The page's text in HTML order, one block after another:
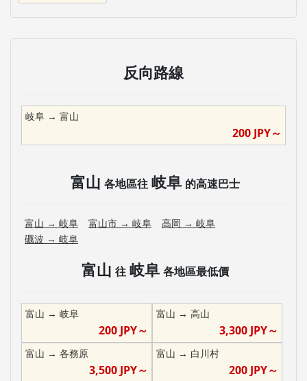
反向路線
岐阜 → 富山
200 JPY～
富山 各地區往 岐阜 的高速巴士
富山 → 岐阜 富山市 → 岐阜 高岡 → 岐阜
礪波 → 岐阜
富山 往 岐阜 各地區最低價
富山 → 岐阜
200JPY～
富山 → 高山
3,300 JPY～
富山 → 各務原
3,500JPY～
富山 → 白川村
200 JPY～